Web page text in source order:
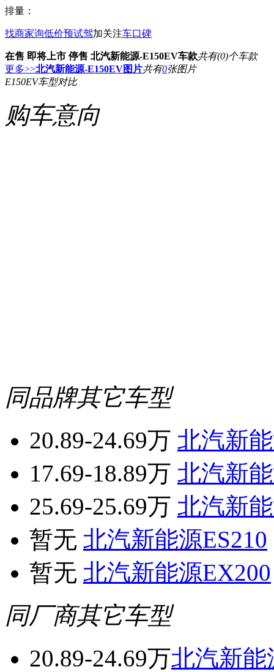
排量：
找商家询低价预试驾加关注车口碑
在售 即将上市 停售 北汽新能源-E150EV车款共有(0)个车款
更多>>北汽新能源-E150EV图片共有0张图片
E150EV车型对比
购车意向
同品牌其它车型
20.89-24.69万 北汽新
17.69-18.89万 北汽新
25.69-25.69万 北汽新
暂无 北汽新能源ES210
暂无 北汽新能源EX200
同厂商其它车型
20.89-24.69万北汽新能